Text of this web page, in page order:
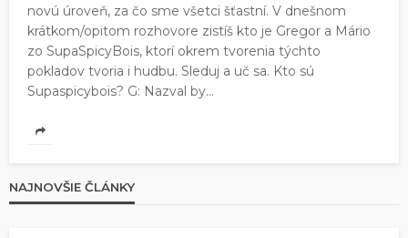
novú úroveň, za čo sme všetci šťastní. V dnešnom
krátkom/opitom rozhovore zistíš kto je Gregor a Mário
zo SupaSpicyBois, ktorí okrem tvorenia týchto
pokladov tvoria i hudbu. Sleduj a uč sa. Kto sú
Supaspicybois? G: Nazval by...
NAJNOVŠIE ČLÁNKY